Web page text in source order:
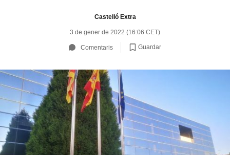
Castelló Extra
3 de gener de 2022 (16:06 CET)
Comentaris Guardar